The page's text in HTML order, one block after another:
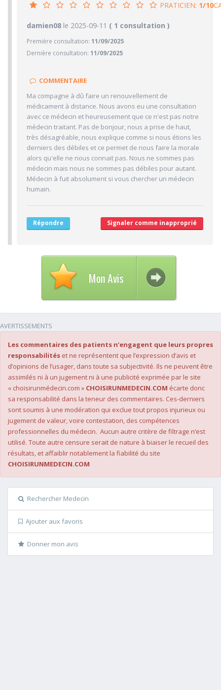
PRATICIEN: 1/10
PRATICIEN1/10
1/10 Confiance accordée
1/10 Sympathie
1/10 Ponctualité/Temps en salle d'attente/Retard
CABINET/LOCAUX1/10
1/10 Desserte par les transports en commun
1/10 Stationnements alentours
1/10
damien08 le 2025-09-11 ( 1 consultation )
Première consultation: 11/09/2025
Dernière consultation: 11/09/2025
COMMENTAIRE
Ma compagne à dû faire un renouvellement de
médicament à distance. Nous avons eu une consultation
avec ce médecin et heureusement que ce n'est pas notre
médecin traitant. Pas de bonjour, nous a prise de haut,
très désagréable, nous explique comme si nous étions les
derniers des débiles et ce permet de nous faire la morale
alors qu'elle ne nous connait pas. Nous ne sommes pas
médecin mais nous ne sommes pas débiles pour autant.
Médecin à fuit absolument si vous chercher un médecin
humain.
Répondre Signaler comme inapproprié
Mon Avis
AVERTISSEMENTS
Les commentaires des patients n’engagent que leurs propres
responsabilités et ne représentent que l’expression d’avis et
d’opinions de l’usager, dans toute sa subjectivité. Ils ne peuvent être
assimilés ni à un jugement ni à une publicité exprimée par le site
« choisirunmédecin.com » CHOISIRUNMEDECIN.COM écarte donc
sa responsabilité dans la teneur des commentaires. Ces-derniers
sont soumis à une modération qui exclue tout propos injurieux ou
jugement de valeur, voire contestation, des compétences
professionnelles du médecin. Aucun autre critère de filtrage n’est
utilisé. Toute autre censure serait de nature à biaiser le recueil des
résultats, et affaiblir notablement la fiabilité du site
CHOISIRUNMEDECIN.COM
Rechercher Medecin
Ajouter aux favoris
Donner mon avis